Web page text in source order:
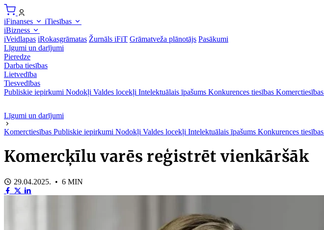
iFinanses
iTiesības
iBizness
iVeidlapas iRokasgrāmatas Žurnāls iFiT Grāmatveža plānotājs Pasākumi
Līgumi un darījumi
Pieredze
Darba tiesības
Lietvedība
Tiesvedības
Publiskie iepirkumi Nodokļi Valdes locekļi Intelektuālais īpašums Konkurences tiesības Komerctiesības
Līgumi un darījumi
Komerctiesības Publiskie iepirkumi Nodokļi Valdes locekļi Intelektuālais īpašums Konkurences tiesības
Komercķīlu varēs reģistrēt vienkāršāk
29.04.2025. • 6 MIN